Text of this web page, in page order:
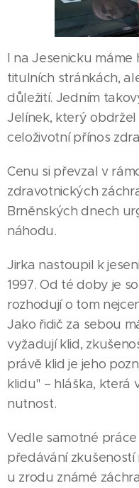
I na Jesenicku máme
titulních stránkách,
důležití. Jedním
Jelínek, který obdržel
celoživotní přínos
Cenu si převzal v
zdravotnických
Brněnských dnech
náhodu.
Jirka nastoupil k
1997. Od té doby je
rozhodují o tom
Jako řidič za sebou
vyžadují klid,
právě klid je jeho
klidu" – hláška, která
nutnost.
Vedle samotné
předávání
u zrodu známé